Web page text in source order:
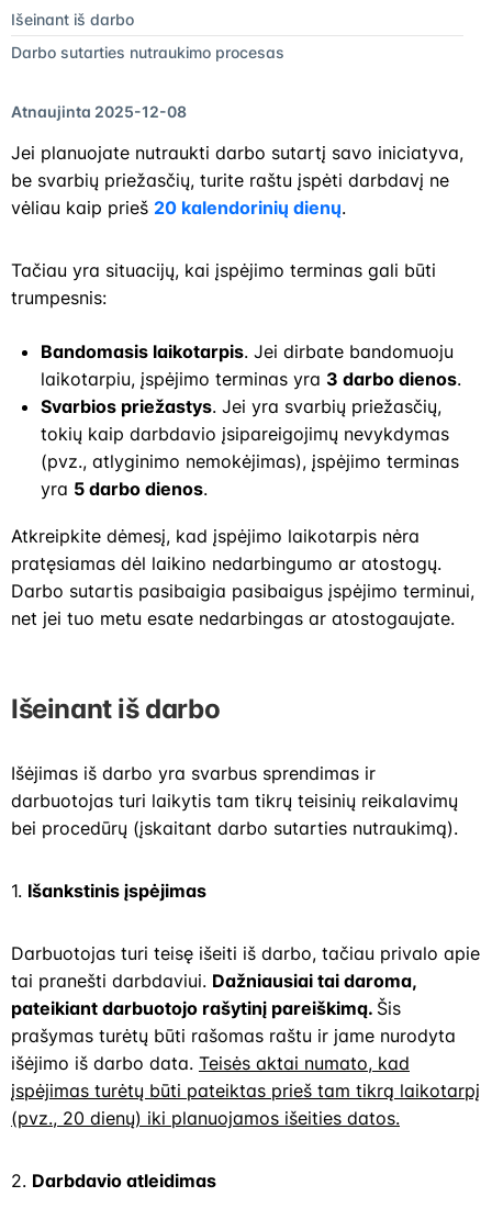
Išeinant iš darbo
Darbo sutarties nutraukimo procesas
Atnaujinta 2025-12-08
​Jei planuojate nutraukti darbo sutartį savo iniciatyva,
be svarbių priežasčių, turite raštu įspėti darbdavį ne
vėliau kaip prieš 20 kalendorinių dienų.
Tačiau yra situacijų, kai įspėjimo terminas gali būti
trumpesnis:​
Bandomasis laikotarpis. Jei dirbate bandomuoju
laikotarpiu, įspėjimo terminas yra 3 darbo dienos. ​
Svarbios priežastys. Jei yra svarbių priežasčių,
tokių kaip darbdavio įsipareigojimų nevykdymas
(pvz., atlyginimo nemokėjimas), įspėjimo terminas
yra 5 darbo dienos.
Atkreipkite dėmesį, kad įspėjimo laikotarpis nėra
pratęsiamas dėl laikino nedarbingumo ar atostogų.
Darbo sutartis pasibaigia pasibaigus įspėjimo terminui,
net jei tuo metu esate nedarbingas ar atostogaujate.
Išeinant iš darbo
Išėjimas iš darbo yra svarbus sprendimas ir
darbuotojas turi laikytis tam tikrų teisinių reikalavimų
bei procedūrų (įskaitant darbo sutarties nutraukimą).
1. Išankstinis įspėjimas
Darbuotojas turi teisę išeiti iš darbo, tačiau privalo apie
tai pranešti darbdaviui. Dažniausiai tai daroma,
pateikiant darbuotojo rašytinį pareiškimą. Šis
prašymas turėtų būti rašomas raštu ir jame nurodyta
išėjimo iš darbo data. Teisės aktai numato, kad
įspėjimas turėtų būti pateiktas prieš tam tikrą laikotarpį
(pvz., 20 dienų) iki planuojamos išeities datos.
2. Darbdavio atleidimas